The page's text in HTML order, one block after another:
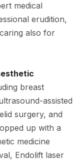
medical
erudition,
also for
breast
assisted
surgery, and
up with a
medicine
Endolift laser